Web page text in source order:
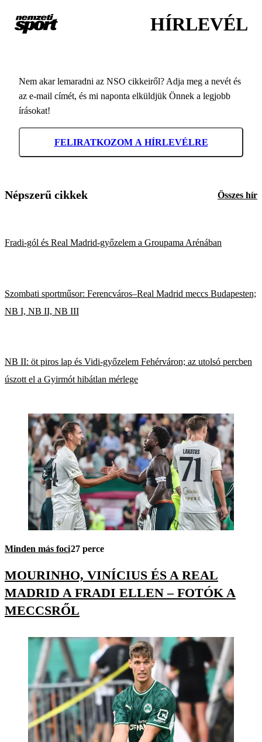
HÍRLEVÉL
Nem akar lemaradni az NSO cikkeiről? Adja meg a nevét és
az e-mail címét, és mi naponta elküldjük Önnek a legjobb
írásokat!
FELIRATKOZOM A HÍRLEVÉLRE
Népszerű cikkek Összes hír
Fradi-gól és Real Madrid-győzelem a Groupama Arénában
Szombati sportműsor: Ferencváros–Real Madrid meccs Budapesten;
NB I, NB II, NB III
NB II: öt piros lap és Vidi-győzelem Fehérváron; az utolsó percben
úszott el a Gyirmót hibátlan mérlege
Minden más foci27 perce
MOURINHO, VINÍCIUS ÉS A REAL
MADRID A FRADI ELLEN – FOTÓK A
MECCSRŐL